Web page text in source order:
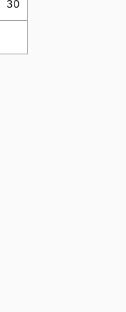
30